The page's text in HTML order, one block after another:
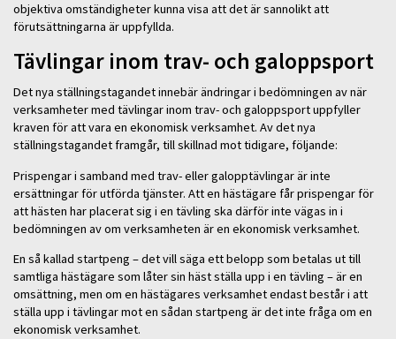
objektiva omständigheter kunna visa att det är sannolikt att
förutsättningarna är uppfyllda.
Tävlingar inom trav- och galoppsport
Det nya ställningstagandet innebär ändringar i bedömningen av när
verksamheter med tävlingar inom trav- och galoppsport uppfyller
kraven för att vara en ekonomisk verksamhet. Av det nya
ställningstagandet framgår, till skillnad mot tidigare, följande:
Prispengar i samband med trav- eller galopptävlingar är inte
ersättningar för utförda tjänster. Att en hästägare får prispengar för
att hästen har placerat sig i en tävling ska därför inte vägas in i
bedömningen av om verksamheten är en ekonomisk verksamhet.
En så kallad startpeng – det vill säga ett belopp som betalas ut till
samtliga hästägare som låter sin häst ställa upp i en tävling – är en
omsättning, men om en hästägares verksamhet endast består i att
ställa upp i tävlingar mot en sådan startpeng är det inte fråga om en
ekonomisk verksamhet.